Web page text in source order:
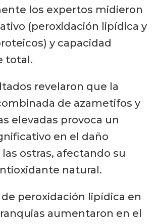
los expertos midieron
(peroxidación lipídica y
y capacidad
total.
revelaron que la
de azametifos y
elevadas provoca un
en el daño
ostras, afectando su
natural.
de peroxidación lipídica en
aumentaron en el